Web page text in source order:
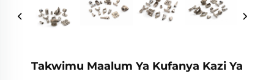
Takwimu Maalum Ya Kufanya Kazi Ya